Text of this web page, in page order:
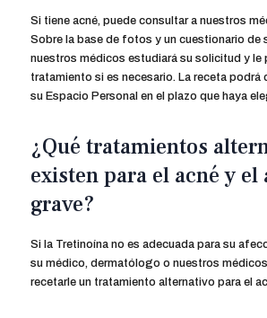
Si tiene acné, puede consultar a nuestros
Sobre la base de fotos y un cuestionario de
nuestros médicos estudiará su solicitud y le
tratamiento si es necesario. La receta podrá
su Espacio Personal en el plazo que haya
¿Qué tratamientos
existen para el acné y el
grave?
Si la Tretinoína no es adecuada para su
su médico, dermatólogo o nuestros
recetarle un tratamiento alternativo para el